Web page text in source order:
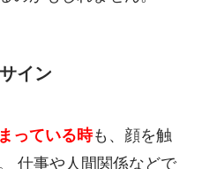
イン
っている時も、顔を触
仕事や人間関係などで